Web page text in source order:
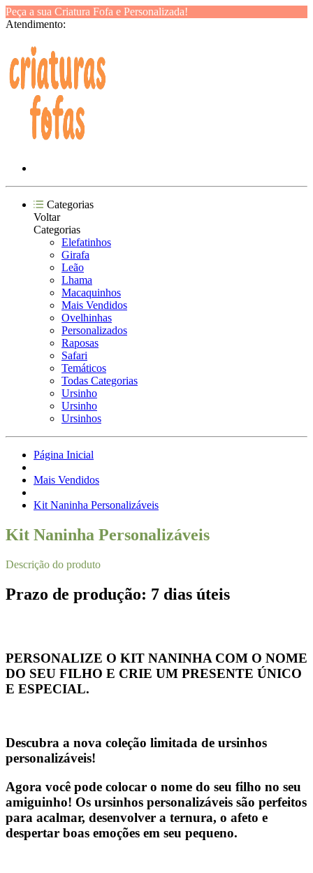
Peça a sua Criatura Fofa e Personalizada!
Atendimento:
Categorias
Voltar
Categorias
Elefatinhos
Girafa
Leão
Lhama
Macaquinhos
Mais Vendidos
Ovelhinhas
Personalizados
Raposas
Safari
Temáticos
Todas Categorias
Ursinho
Ursinho
Ursinhos
Página Inicial
Mais Vendidos
Kit Naninha Personalizáveis
Kit Naninha Personalizáveis
Descrição do produto
Prazo de produção: 7 dias úteis
PERSONALIZE O KIT NANINHA COM O NOME
DO SEU FILHO E CRIE UM PRESENTE ÚNICO
E ESPECIAL.
Descubra a nova coleção limitada de ursinhos
personalizáveis!
Agora você pode colocar o nome do seu filho no seu
amiguinho! Os ursinhos personalizáveis são perfeitos
para acalmar, desenvolver a ternura, o afeto e
despertar boas emoções em seu pequeno.